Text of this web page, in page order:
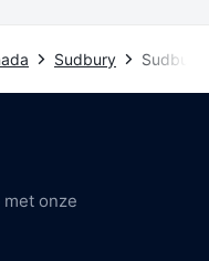
Sudbury Sudbury
onze